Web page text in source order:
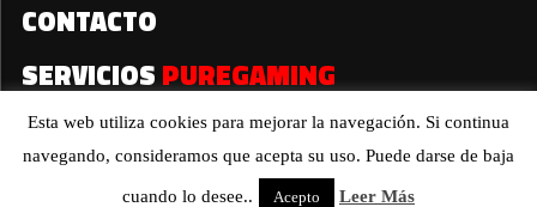
CONTACTO
SERVICIOS PUREGAMING
2019© Todos los derechos reservados
Esta web utiliza cookies para mejorar la navegación. Si continua
navegando, consideramos que acepta su uso. Puede darse de baja
cuando lo desee.. Acepto Leer Más